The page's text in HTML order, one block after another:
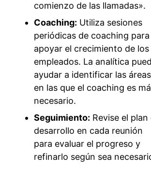
comienzo de las llamadas».
Coaching: Utiliza sesiones
periódicas de coaching para
apoyar el crecimiento de los
empleados. La analítica
ayudar a identificar las áreas
en las que el coaching es
necesario.
Seguimiento: Revise el plan
desarrollo en cada reunión
para evaluar el progreso y
refinarlo según sea